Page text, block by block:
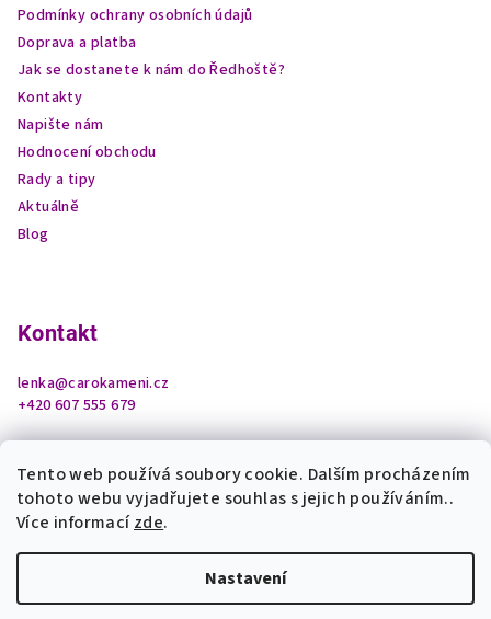
Tento web používá soubory cookie. Dalším procházením
tohoto webu vyjadřujete souhlas s jejich používáním..
Více informacízde.
Nastavení
Podmínky ochrany osobních údajů
Doprava a platba
Jak se dostanete k nám do Ředhoště?
Kontakty
Napište nám
Hodnocení obchodu
Rady a tipy
Aktuálně
Blog
Kontakt
lenka@carokameni.cz
+420 607 555 679